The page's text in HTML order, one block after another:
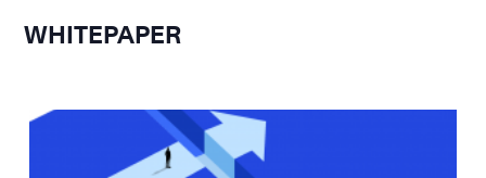
WHITEPAPER